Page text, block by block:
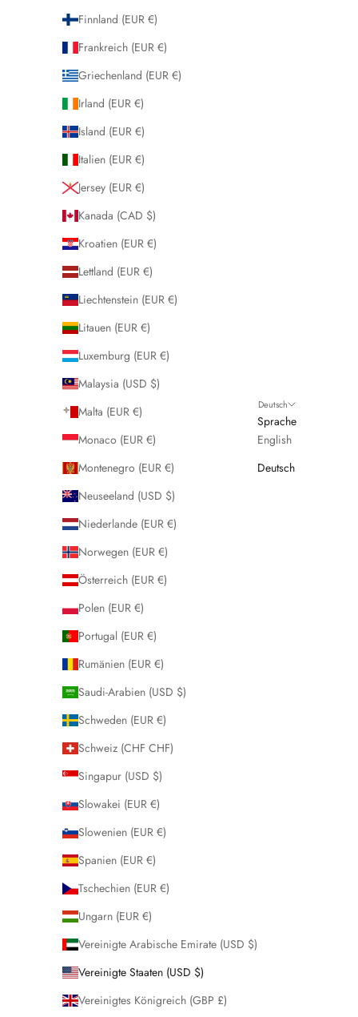
Finnland (EUR €)
Frankreich (EUR €)
Griechenland (EUR €)
Irland (EUR €)
Island (EUR €)
Italien (EUR €)
Jersey (EUR €)
Kanada (CAD $)
Kroatien (EUR €)
Lettland (EUR €)
Liechtenstein (EUR €)
Litauen (EUR €)
Luxemburg (EUR €)
Malaysia (USD $)
Malta (EUR €)
Monaco (EUR €)
Montenegro (EUR €)
Neuseeland (USD $)
Niederlande (EUR €)
Norwegen (EUR €)
Österreich (EUR €)
Polen (EUR €)
Portugal (EUR €)
Rumänien (EUR €)
Saudi-Arabien (USD $)
Schweden (EUR €)
Schweiz (CHF CHF)
Singapur (USD $)
Slowakei (EUR €)
Slowenien (EUR €)
Spanien (EUR €)
Tschechien (EUR €)
Ungarn (EUR €)
Vereinigte Arabische Emirate (USD $)
Vereinigte Staaten (USD $)
Vereinigtes Königreich (GBP £)
Deutsch
Sprache
English
Deutsch